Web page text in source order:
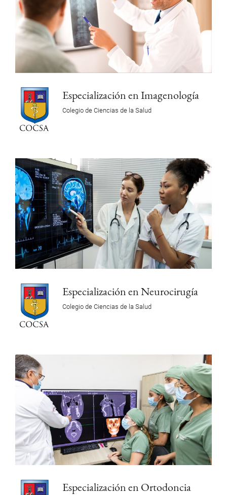
Especialización en Imagenología
Colegio de Ciencias de la Salud
Especialización en Neurocirugía
Colegio de Ciencias de la Salud
Especialización en Ortodoncia